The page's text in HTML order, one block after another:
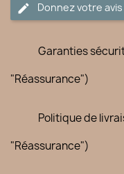
Donnez votre avis
Garanties
"Réassurance")
Politique de
"Réassurance")